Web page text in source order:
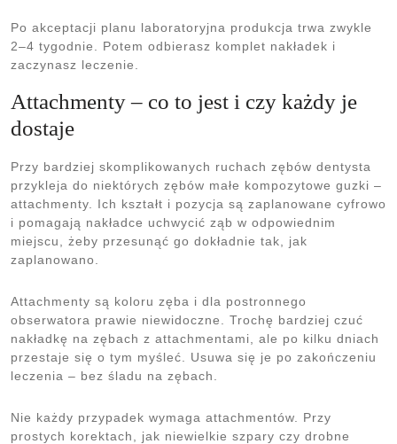
Po akceptacji planu laboratoryjna produkcja trwa zwykle
2–4 tygodnie. Potem odbierasz komplet nakładek i
zaczynasz leczenie.
Attachmenty – co to jest i czy każdy je
dostaje
Przy bardziej skomplikowanych ruchach zębów dentysta
przykleja do niektórych zębów małe kompozytowe guzki –
attachmenty. Ich kształt i pozycja są zaplanowane cyfrowo
i pomagają nakładce uchwycić ząb w odpowiednim
miejscu, żeby przesunąć go dokładnie tak, jak
zaplanowano.
Attachmenty są koloru zęba i dla postronnego
obserwatora prawie niewidoczne. Trochę bardziej czuć
nakładkę na zębach z attachmentami, ale po kilku dniach
przestaje się o tym myśleć. Usuwa się je po zakończeniu
leczenia – bez śladu na zębach.
Nie każdy przypadek wymaga attachmentów. Przy
prostych korektach, jak niewielkie szpary czy drobne